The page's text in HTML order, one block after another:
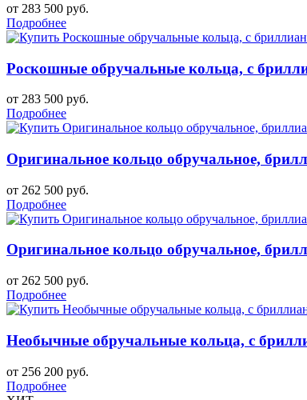
от 283 500 руб.
Подробнее
Роскошные обручальные кольца, с
от 283 500 руб.
Подробнее
Оригинальное кольцо обручальное,
от 262 500 руб.
Подробнее
Оригинальное кольцо обручальное,
от 262 500 руб.
Подробнее
Необычные обручальные кольца, с
от 256 200 руб.
Подробнее